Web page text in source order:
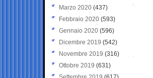
Marzo 2020 (437)
Febbraio 2020 (593)
Gennaio 2020 (596)
Dicembre 2019 (542)
Novembre 2019 (316)
Ottobre 2019 (631)